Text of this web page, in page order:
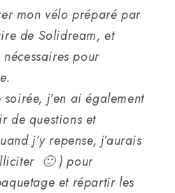
mon vélo préparé par
de Solidream, et
pour
soirée, j’en ai également
de questions et
j’y repense, j’aurais
🙂 ) pour
et répartir les